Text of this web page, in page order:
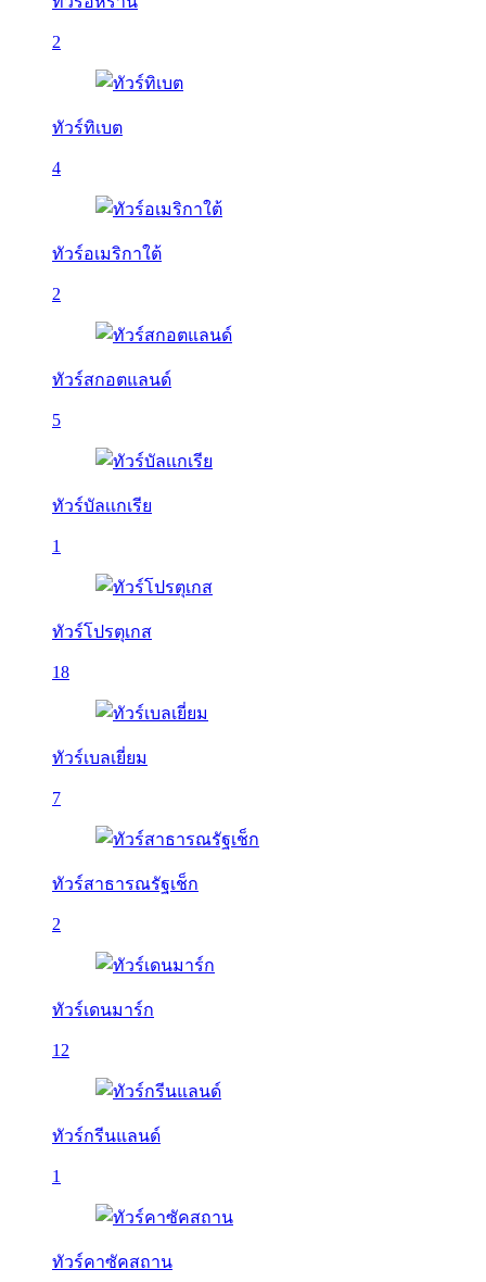
2
ทัวร์ทิเบต
4
ทัวร์อเมริกาใต้
2
ทัวร์สกอตแลนด์
5
ทัวร์บัลเเกเรีย
1
ทัวร์โปรตุเกส
18
ทัวร์เบลเยี่ยม
7
ทัวร์สาธารณรัฐเช็ก
2
ทัวร์เดนมาร์ก
12
ทัวร์กรีนแลนด์
1
ทัวร์คาซัคสถาน